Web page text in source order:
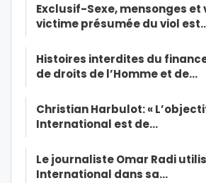
Exclusif-Sexe, mensonges et
victime présumée du viol
Histoires interdites du
de droits de l’Homme et de…
Christian Harbulot: «
International est de…
Le journaliste Omar Radi
International dans sa…